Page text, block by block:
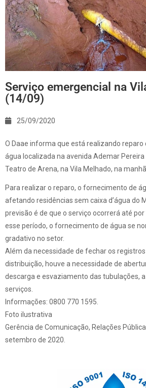
Serviço emergencial na
(14/09)
25/09/2020
O Daae informa que está realizando reparo
água localizada na avenida Ademar
Teatro de Arena, na Vila Melhado, na
Para realizar o reparo, o fornecimento de
afetando residências sem caixa d’água do
previsão é de que o serviço ocorrerá até
esse período, o fornecimento de água se
gradativo no setor.
Além da necessidade de fechar os
distribuição, houve a necessidade de
descarga e esvaziamento das tubulações,
serviços.
Informações: 0800 770 1595.
Foto ilustrativa
Gerência de Comunicação, Relações
setembro de 2020.